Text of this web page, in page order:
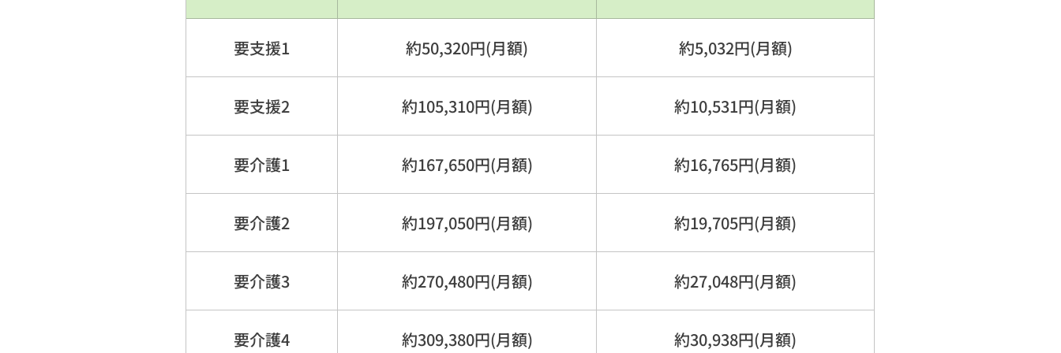
要支援1 約50,320円(月額) 約5,032円(月額)
要支援2 約105,310円(月額) 約10,531円(月額)
要介護1 約167,650円(月額) 約16,765円(月額)
要介護2 約197,050円(月額) 約19,705円(月額)
要介護3 約270,480円(月額) 約27,048円(月額)
要介護4 約309,380円(月額) 約30,938円(月額)